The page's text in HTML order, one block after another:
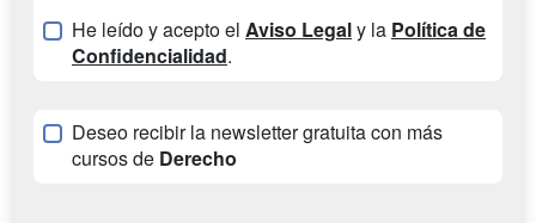
He leído y acepto el Aviso Legaly la Política de
Confidencialidad.
Deseo recibir la newsletter gratuita con más
cursos de Derecho